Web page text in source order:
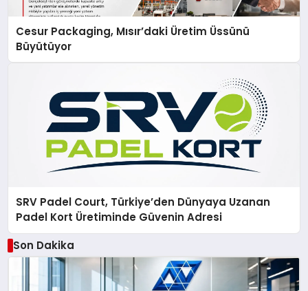
Cesur Packaging, Mısır’daki Üretim Üssünü
Büyütüyor
SRV Padel Court, Türkiye’den Dünyaya Uzanan
Padel Kort Üretiminde Güvenin Adresi
Son Dakika